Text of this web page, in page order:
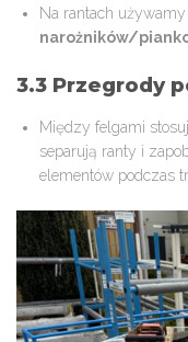
Na rantach używamy
narożników/
3.3 Przegrody
Między felgami
separują ranty i
elementów podczas